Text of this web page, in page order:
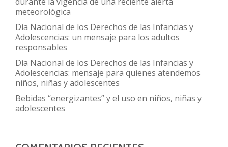
meteorológica
Día Nacional de los Derechos de las Infancias y
Adolescencias: un mensaje para los adultos
responsables
Día Nacional de los Derechos de las Infancias y
Adolescencias: mensaje para quienes atendemos
niños, niñas y adolescentes
Bebidas “energizantes” y el uso en niños, niñas y
adolescentes